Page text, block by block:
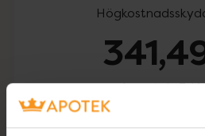
I apotek:
Köp via ditt